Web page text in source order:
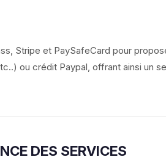
Stripe et PaySafeCard pour
ou crédit Paypal, offrant ainsi un
DES SERVICES